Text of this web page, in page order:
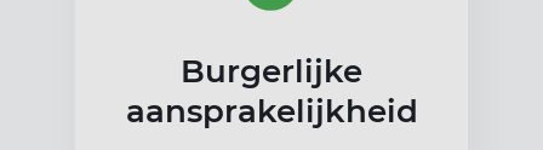
Burgerlijke
aansprakelijkheid